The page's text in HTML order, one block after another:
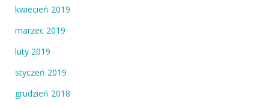
kwiecień 2019
marzec 2019
luty 2019
styczeń 2019
grudzień 2018